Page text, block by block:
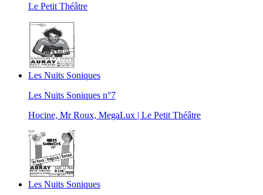
Le Petit Théâtre
Les Nuits Soniques
Les Nuits Soniques n°7
Hocine, Mr Roux, MegaLux | Le Petit Théâtre
Les Nuits Soniques